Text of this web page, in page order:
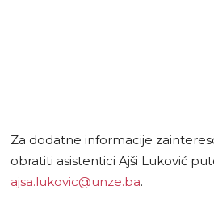
Za dodatne informacije
obratiti asistentici Ajši Luković
ajsa.lukovic@unze.ba.